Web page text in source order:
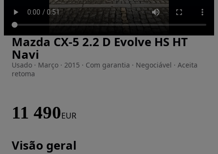
Imagem 1 de 26
Mazda CX-5 2.2 D Evolve HS HT
Navi
Usado · Março · 2015 · Com garantia · Negociável · Aceita
retoma
11 490EUR
Visão geral